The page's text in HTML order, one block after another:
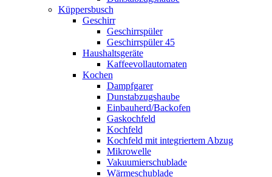
Küppersbusch
Geschirr
Geschirrspüler
Geschirrspüler 45
Haushaltsgeräte
Kaffeevollautomaten
Kochen
Dampfgarer
Dunstabzugshaube
Einbauherd/Backofen
Gaskochfeld
Kochfeld
Kochfeld mit integriertem Abzug
Mikrowelle
Vakuumierschublade
Wärmeschublade